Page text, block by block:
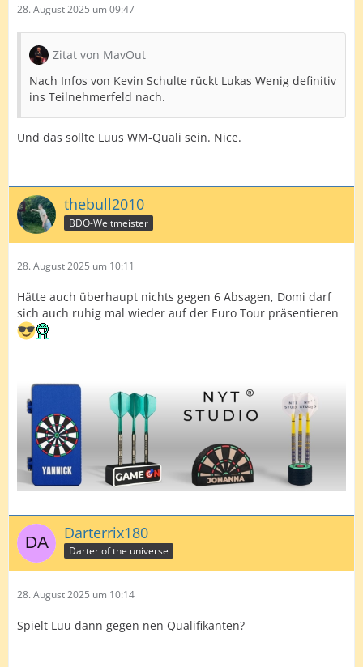
28. August 2025 um 09:47
Zitat von MavOut
Nach Infos von Kevin Schulte rückt Lukas Wenig definitiv
ins Teilnehmerfeld nach.
Und das sollte Luus WM-Quali sein. Nice.
thebull2010
BDO-Weltmeister
28. August 2025 um 10:11
Hätte auch überhaupt nichts gegen 6 Absagen, Domi darf
sich auch ruhig mal wieder auf der Euro Tour präsentieren
Darterrix180
Darter of the universe
28. August 2025 um 10:14
Spielt Luu dann gegen nen Qualifikanten?